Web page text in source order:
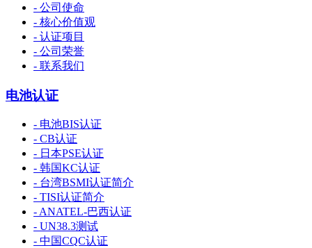
- 公司使命
- 核心价值观
- 认证项目
- 公司荣誉
- 联系我们
电池认证
- 电池BIS认证
- CB认证
- 日本PSE认证
- 韩国KC认证
- 台湾BSMI认证简介
- TISI认证简介
- ANATEL-巴西认证
- UN38.3测试
- 中国CQC认证